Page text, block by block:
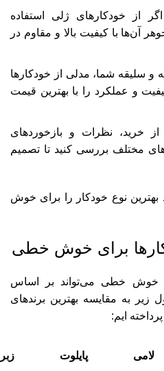
از خودکارهای ژلی استفاده
آن‌ها با کیفیت بالا و مقاوم در
و سلیقه شما، مدلی از خودکارها
و عملکرد را با بهترین قیمت
خرید، نظرات و بازخوردهای
مختلف بررسی کنید تا تصمیم
بهترین نوع خودکار را برای خوش
برای خوش خطی
خوش خطی می‌تواند بر اساس
به مقایسه بهترین برندهای
ایم:
لامی پایلوت